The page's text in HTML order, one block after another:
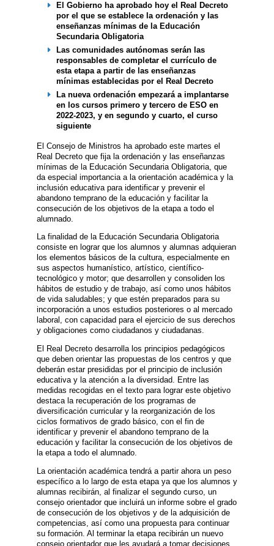
El Gobierno ha aprobado hoy el Real Decreto
por el que se establece la ordenación y las
enseñanzas mínimas de la Educación
Secundaria Obligatoria
Las comunidades autónomas serán las
responsables de completar el currículo de
esta etapa a partir de las enseñanzas
mínimas establecidas por el Real Decreto
La nueva ordenación empezará a implantarse
en los cursos primero y tercero de ESO en
2022-2023, y en segundo y cuarto, el curso
siguiente
El Consejo de Ministros ha aprobado este martes el
Real Decreto que fija la ordenación y las enseñanzas
mínimas de la Educación Secundaria Obligatoria, que
da especial importancia a la orientación académica y la
inclusión educativa para identificar y prevenir el
abandono temprano de la educación y facilitar la
consecución de los objetivos de la etapa a todo el
alumnado.
La finalidad de la Educación Secundaria Obligatoria
consiste en lograr que los alumnos y alumnas adquieran
los elementos básicos de la cultura, especialmente en
sus aspectos humanístico, artístico, científico-
tecnológico y motor; que desarrollen y consoliden los
hábitos de estudio y de trabajo, así como unos hábitos
de vida saludables; y que estén preparados para su
incorporación a unos estudios posteriores o al mercado
laboral, con capacidad para el ejercicio de sus derechos
y obligaciones como ciudadanos y ciudadanas.
El Real Decreto desarrolla los principios pedagógicos
que deben orientar las propuestas de los centros y que
deberán estar presididas por el principio de inclusión
educativa y la atención a la diversidad. Entre las
medidas recogidas en el texto para lograr este objetivo
destaca la recuperación de los programas de
diversificación curricular y la reorganización de los
ciclos formativos de grado básico, con el fin de
identificar y prevenir el abandono temprano de la
educación y facilitar la consecución de los objetivos de
la etapa a todo el alumnado.
La orientación académica tendrá a partir ahora un peso
específico a lo largo de esta etapa ya que los alumnos y
alumnas recibirán, al finalizar el segundo curso, un
consejo orientador que incluirá un informe sobre el grado
de consecución de los objetivos y de la adquisición de
competencias, así como una propuesta para continuar
su formación. Al terminar la etapa recibirán un nuevo
consejo orientador que les ayudará a tomar decisiones